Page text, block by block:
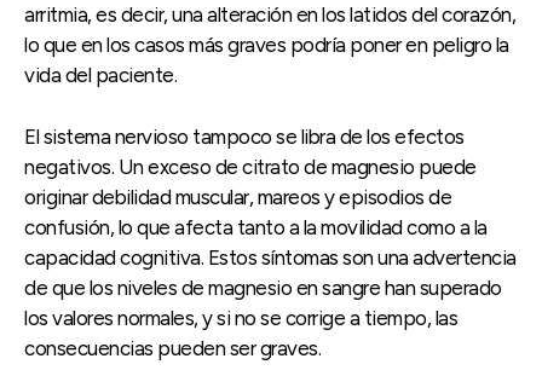
arritmia, es decir, una alteración en los latidos del corazón,
lo que en los casos más graves podría poner en peligro la
vida del paciente.
El sistema nervioso tampoco se libra de los efectos
negativos. Un exceso de citrato de magnesio puede
originar debilidad muscular, mareos y episodios de
confusión, lo que afecta tanto a la movilidad como a la
capacidad cognitiva. Estos síntomas son una advertencia
de que los niveles de magnesio en sangre han superado
los valores normales, y si no se corrige a tiempo, las
consecuencias pueden ser graves.